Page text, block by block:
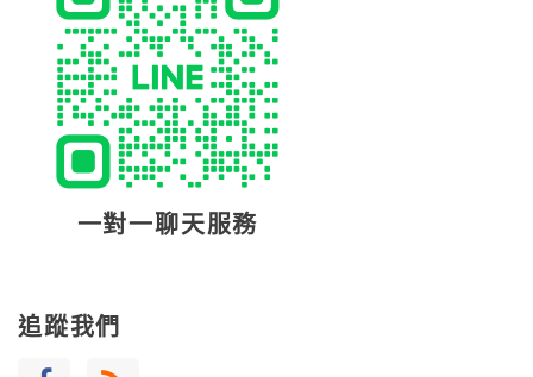
一對一聊天服務
追蹤我們